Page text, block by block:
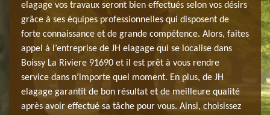
elagage vos travaux seront bien effectués selon vos désirs
grâce à ses équipes professionnelles qui disposent de
forte connaissance et de grande compétence. Alors, faites
appel à l’entreprise de JH elagage qui se localise dans
Boissy La Riviere 91690 et il est prêt à vous rendre
service dans n’importe quel moment. En plus, de JH
elagage garantit de bon résultat et de meilleure qualité
après avoir effectué sa tâche pour vous. Ainsi, choisissez